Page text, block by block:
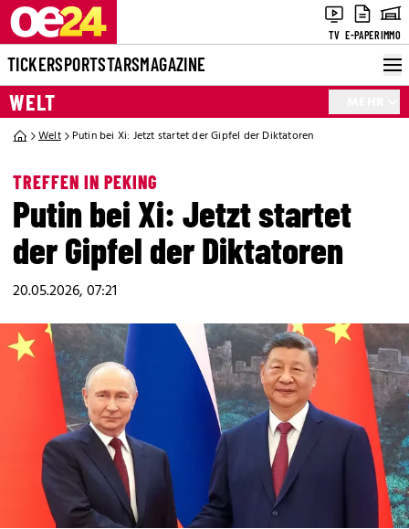
TV E-PAPERIMMO
TICKERSPORTSTARSMAGAZINE
WELT
Welt Putin bei Xi: Jetzt startet der Gipfel der Diktatoren
TREFFEN IN PEKING
Putin bei Xi: Jetzt startet
der Gipfel der Diktatoren
20.05.2026, 07:21